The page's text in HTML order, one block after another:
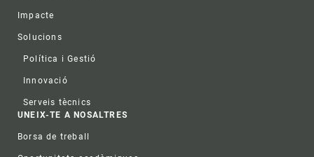
Impacte
Solucions
Política i Gestió
Innovació
Serveis tècnics
UNEIX-TE A NOSALTRES
Borsa de treball